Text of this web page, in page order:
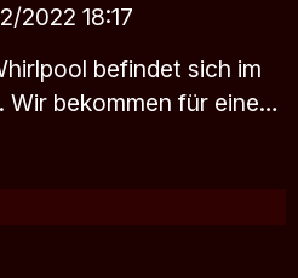
2022 18:17
befindet sich im
Wir bekommen für eine…